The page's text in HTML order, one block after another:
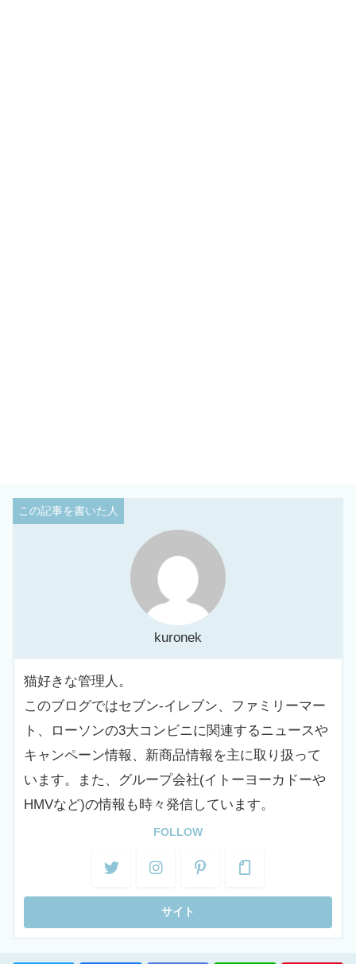
kuronek
猫好きな管理人。
このブログではセブン-イレブン、ファミリーマー
ト、ローソンの3大コンビニに関連するニュースや
キャンペーン情報、新商品情報を主に取り扱って
います。また、グループ会社(イトーヨーカドーや
HMVなど)の情報も時々発信しています。
FOLLOW